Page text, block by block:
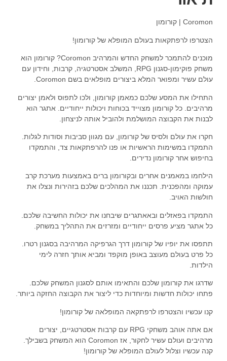
Coromon | קורומון
הצטרפו לרפתקאות בעולם המופלא של קורומון!
מוכנים להתמכר למשחק החדש והמרהיב Coromon? קורומון הוא
משחק פוקימון-סגנון RPG, המשלב אסטרטגיה, קרבות, וחידון עם
עולם עשיר ומפואר המלא ביצורים מופלאים בשם Coromon.
התחילו את המסע שלכם כמאמן קורומון, ולכו לתפוס ולאמן יצורים
מרהיבים. כל קורומון מצוייד בכוחות ויכולות ייחודיים. אתגר הוא
לבנות את הקבוצה המושלמת ולהוביל אותה לניצחון.
חקרו את עולם ולסיס של קורומון, עם מגוון סביבות וסודות לגלות.
התמקדו במשימות הראשיות או פנו להרפתקאות צד, והתמקדו
בחיפוש אחר קורומון נדירים.
הילחמו במאמנים אחרים ובקורומון ברים באמצעות מערכת קרב
עמוקה ומהפכנית. תכננו את המהלכים שלכם בזהירות ונצלו את
חולשות האויב.
התמקדו בפאזלים ובאאתגרים שיבחנו את יכולות החשיבה שלכם.
כל אתגר מציע פרסים ייחודיים ומזרזים את התהליך במשחק.
תתפסו את יופיו של קורומון דרך הגרפיקה המרהיבה בסגנון רטרו.
כל פרט בעולם מעוצב באופן מוקפד ומביא אותך חזרה לימי
הילדות.
שדרגו את קורומון שלכם והתאימו אותם לסגנון המשחק שלכם.
פתחו יכולות חדשות ומיוחדות כדי ליצור את הקבוצה החזקה ביותר.
קנו עכשיו והצטרפו לרפתקאה המופלאה של קורומון!
אם אתה אוהב משחקי RPG עם קרבות אסטרטגיים, יצורים
מרהיבים ועולם עשיר לחקור, אז Coromon הוא המשחק בשבילך.
קנה עכשיו וצלול לעולם המופלא של קורומון!